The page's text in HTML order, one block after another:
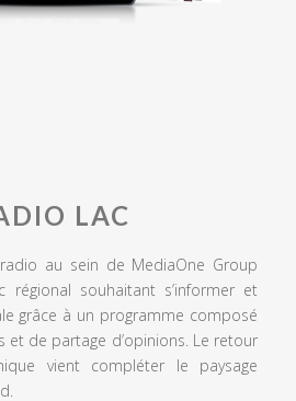
LAC
au sein de MediaOne Group
régional souhaitant s’informer et
grâce à un programme composé
et de partage d’opinions. Le retour
vient compléter le paysage